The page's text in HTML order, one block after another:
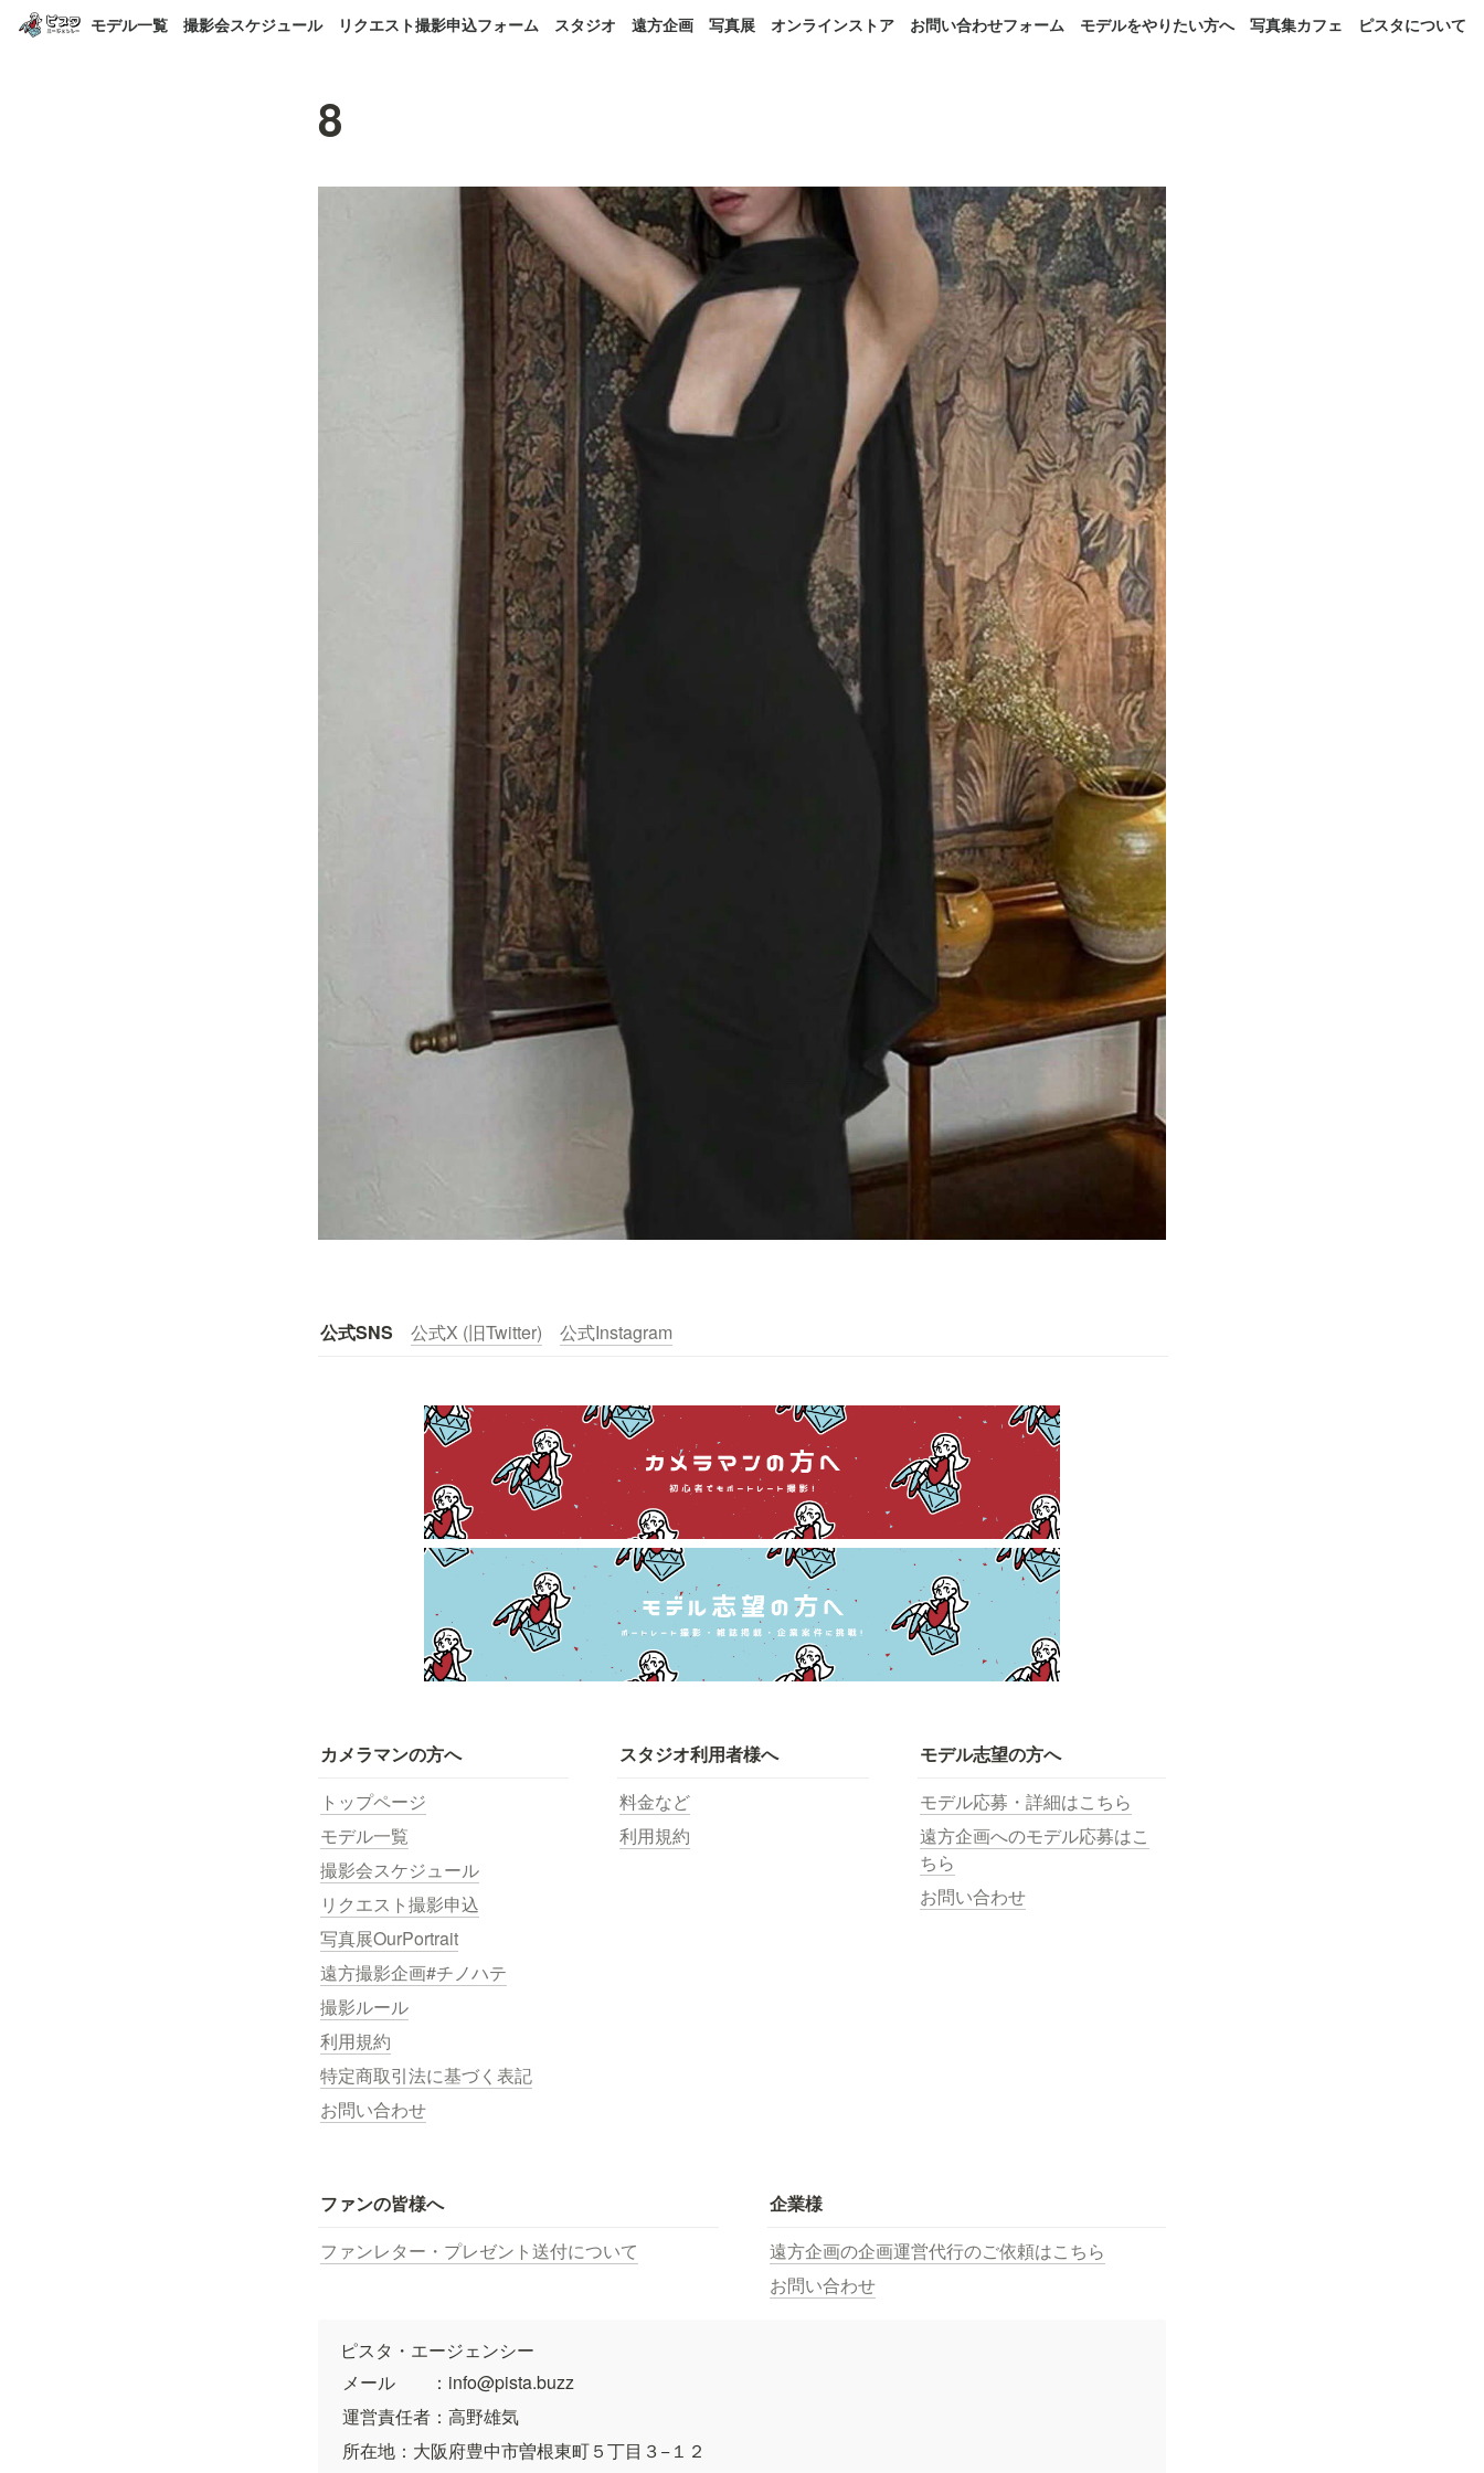
モデル一覧 撮影会スケジュール リクエスト撮影申込フォーム スタジオ 遠方企画 写真展 オンラインストア お問い合わせフォーム モデルをやりたい方へ 写真集カフェ ピスタについて
8
公式SNS 公式X (旧Twitter) 公式Instagram
カメラマンの方へ
トップページ
モデル一覧
撮影会スケジュール
リクエスト撮影申込
写真展OurPortrait
遠方撮影企画#チノハテ
撮影ルール
利用規約
特定商取引法に基づく表記
お問い合わせ
スタジオ利用者様へ
料金など
利用規約
モデル志望の方へ
モデル応募・詳細はこちら
遠方企画へのモデル応募はこ
ちら
お問い合わせ
ファンの皆様へ
ファンレター・プレゼント送付について
企業様
遠方企画の企画運営代行のご依頼はこちら
お問い合わせ
ピスタ・エージェンシー
メール　　：info@pista.buzz
運営責任者：高野雄気
所在地：大阪府豊中市曽根東町５丁目３−１２